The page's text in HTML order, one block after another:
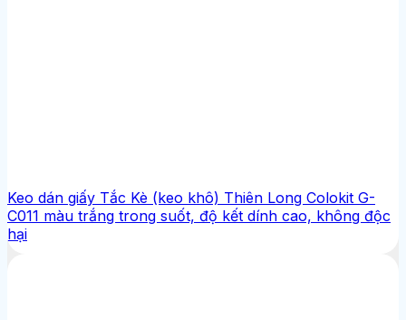
Keo dán giấy Tắc Kè (keo khô) Thiên Long Colokit G-
C011 màu trắng trong suốt, độ kết dính cao, không độc
hại